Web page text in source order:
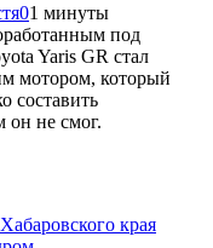
01 минуты
под
Yaris GR стал
мотором, который
составить
он не смог.
края